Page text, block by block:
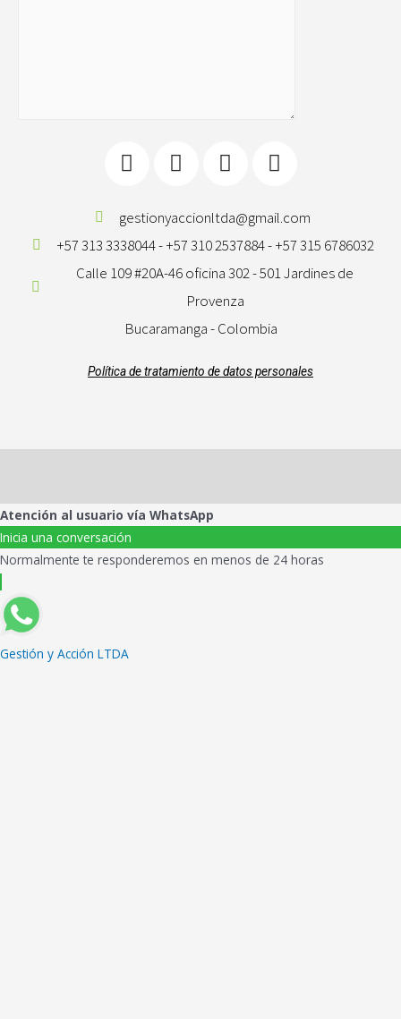
gestionyaccionltda@gmail.com
+57 313 3338044 - +57 310 2537884 - +57 315 6786032
Calle 109 #20A-46 oficina 302 - 501 Jardines de
Provenza
Bucaramanga - Colombia
Política de tratamiento de datos personales
Atención al usuario vía WhatsApp
Inicia una conversación
Normalmente te responderemos en menos de 24 horas
Gestión y Acción LTDA